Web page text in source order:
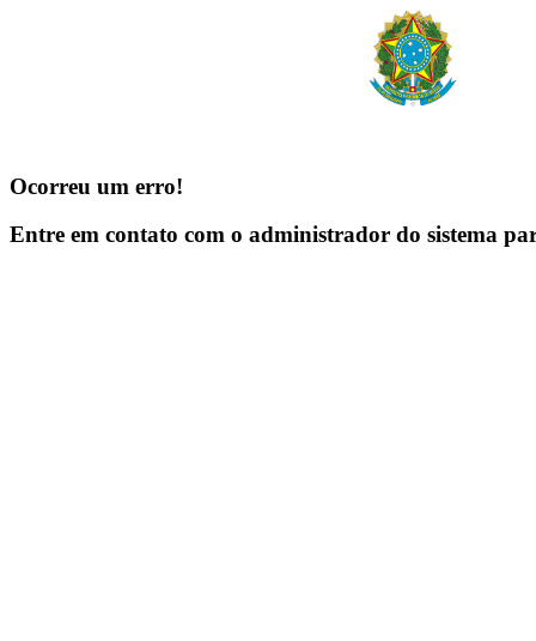
Ocorreu um erro!
Entre em contato com o administrador do sistema